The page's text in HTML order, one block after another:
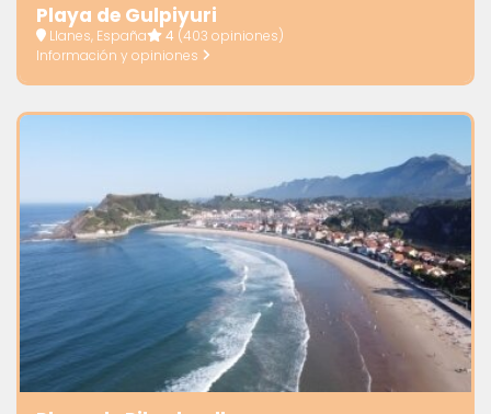
Playa de Gulpiyuri
Llanes, España 4 (403 opiniones)
Información y opiniones